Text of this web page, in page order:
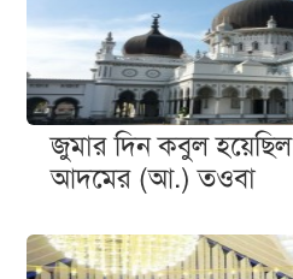
জুমার দিন কবুল হয়েছিল
আদমের (আ.) তওবা